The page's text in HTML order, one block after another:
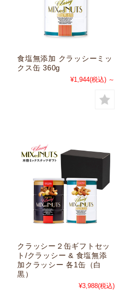
食塩無添加 クラッシーミッ
クス缶 360g
¥1,944(税込) ～
クラッシー２缶ギフトセッ
ト/クラッシー & 食塩無添
加クラッシー 各1缶（白
黒）
¥3,988(税込)